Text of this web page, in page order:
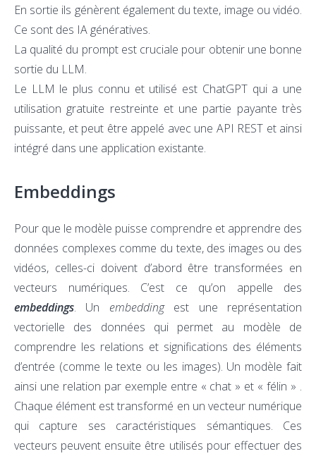
En sortie ils génèrent également du texte, image ou vidéo.
Ce sont des IA génératives.
La qualité du prompt est cruciale pour obtenir une bonne
sortie du LLM.
Le LLM le plus connu et utilisé est ChatGPT qui a une
utilisation gratuite restreinte et une partie payante très
puissante, et peut être appelé avec une API REST et ainsi
intégré dans une application existante.
Embeddings
Pour que le modèle puisse comprendre et apprendre des
données complexes comme du texte, des images ou des
vidéos, celles-ci doivent d’abord être transformées en
vecteurs numériques. C’est ce qu’on appelle des
embeddings. Un embeddingest une représentation
vectorielle des données qui permet au modèle de
comprendre les relations et significations des éléments
d’entrée (comme le texte ou les images). Un modèle fait
ainsi une relation par exemple entre « chat » et « félin » .
Chaque élément est transformé en un vecteur numérique
qui capture ses caractéristiques sémantiques. Ces
vecteurs peuvent ensuite être utilisés pour effectuer des